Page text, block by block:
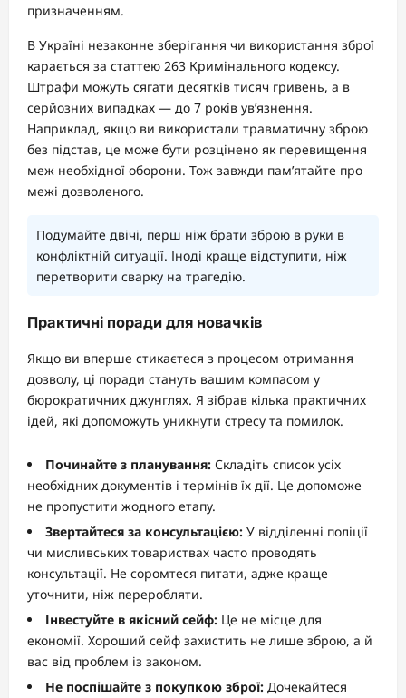
призначенням.
В Україні незаконне зберігання чи використання зброї
карається за статтею 263 Кримінального кодексу.
Штрафи можуть сягати десятків тисяч гривень, а в
серйозних випадках — до 7 років ув’язнення.
Наприклад, якщо ви використали травматичну зброю
без підстав, це може бути розцінено як перевищення
меж необхідної оборони. Тож завжди пам’ятайте про
межі дозволеного.
Подумайте двічі, перш ніж брати зброю в руки в
конфліктній ситуації. Іноді краще відступити, ніж
перетворити сварку на трагедію.
Практичні поради для новачків
Якщо ви вперше стикаєтеся з процесом отримання
дозволу, ці поради стануть вашим компасом у
бюрократичних джунглях. Я зібрав кілька практичних
ідей, які допоможуть уникнути стресу та помилок.
Починайте з планування: Складіть список усіх
необхідних документів і термінів їх дії. Це допоможе
не пропустити жодного етапу.
Звертайтеся за консультацією: У відділенні поліції
чи мисливських товариствах часто проводять
консультації. Не соромтеся питати, адже краще
уточнити, ніж переробляти.
Інвестуйте в якісний сейф: Це не місце для
економії. Хороший сейф захистить не лише зброю, а й
вас від проблем із законом.
Не поспішайте з покупкою зброї: Дочекайтеся